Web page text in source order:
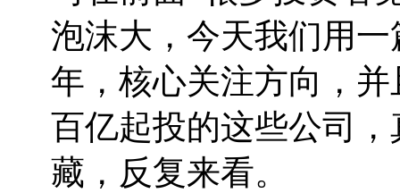
泡沫大，今天我们用
年，核心关注方向，
百亿起投的这些公司
藏，反复来看。